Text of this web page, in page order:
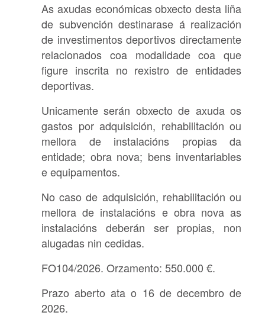
As axudas económicas obxecto desta liña
de subvención destinarase á realización
de investimentos deportivos directamente
relacionados coa modalidade coa que
figure inscrita no rexistro de entidades
deportivas.
Unicamente serán obxecto de axuda os
gastos por adquisición, rehabilitación ou
mellora de instalacións propias da
entidade; obra nova; bens inventariables
e equipamentos.
No caso de adquisición, rehabilitación ou
mellora de instalacións e obra nova as
instalacións deberán ser propias, non
alugadas nin cedidas.
FO104/2026. Orzamento: 550.000 €.
Prazo aberto ata o 16 de decembro de
2026.